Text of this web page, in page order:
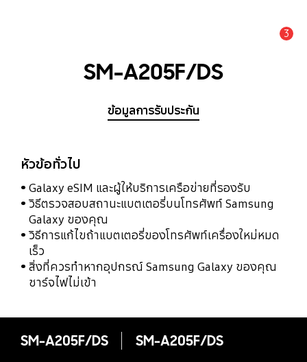
3
SM-A205F/DS
ข้อมูลการรับประกัน
หัวข้อทั่วไป
Galaxy eSIM และผู้ให้บริการเครือข่ายที่รองรับ
วิธีตรวจสอบสถานะแบตเตอรี่บนโทรศัพท์ Samsung
Galaxy ของคุณ
วิธีการแก้ไขถ้าแบตเตอรี่ของโทรศัพท์เครื่องใหม่หมด
เร็ว
สิ่งที่ควรทำหากอุปกรณ์ Samsung Galaxy ของคุณ
ชาร์จไฟไม่เข้า
SM-A205F/DS SM-A205F/DS